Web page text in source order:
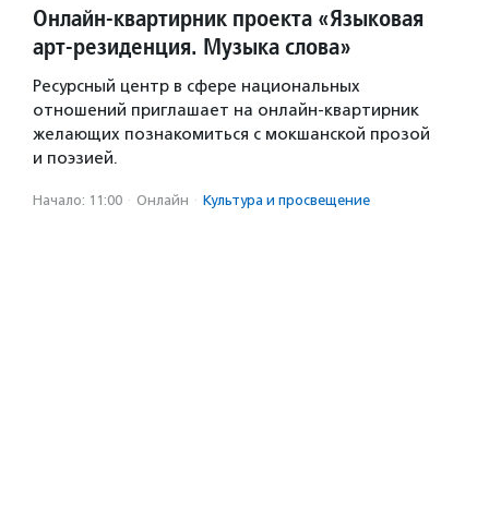
Онлайн-квартирник проекта «Языковая
арт-резиденция. Музыка слова»
Ресурсный центр в сфере национальных
отношений приглашает на онлайн-квартирник
желающих познакомиться с мокшанской прозой
и поэзией.
Начало: 11:00 · Онлайн · Культура и просвещение